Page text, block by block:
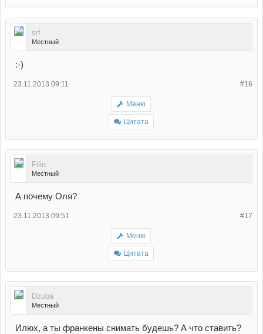
srf
Местный
:-)
#16
23.11.2013 09:11
Меню
Цитата
Filin
Местный
А почему Оля?
#17
23.11.2013 09:51
Меню
Цитата
Dzuba
Местный
Илюх, а ты франкены снимать будешь? А что ставить?